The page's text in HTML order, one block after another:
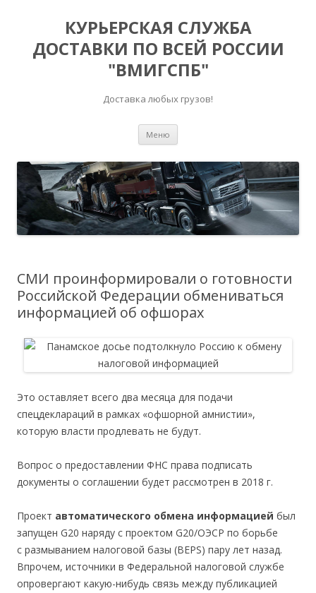
КУРЬЕРСКАЯ СЛУЖБА
ДОСТАВКИ ПО ВСЕЙ РОССИИ
"ВМИГСПБ"
Доставка любых грузов!
Меню
СМИ проинформировали о готовности
Российской Федерации обмениваться
информацией об офшорах
Это оставляет всего два месяца для подачи
спецдеклараций в рамках «офшорной амнистии»,
которую власти продлевать не будут.
Вопрос о предоставлении ФНС права подписать
документы о соглашении будет рассмотрен в 2018 г.
Проект автоматического обмена информацией был
запущен G20 наряду с проектом G20/ОЭСР по борьбе
с размыванием налоговой базы (BEPS) пару лет назад.
Впрочем, источники в Федеральной налоговой службе
опровергают какую-нибудь связь между публикацией